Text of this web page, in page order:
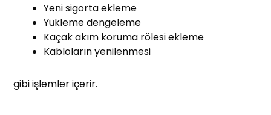
Yeni sigorta ekleme
Yükleme dengeleme
Kaçak akım koruma rölesi ekleme
Kabloların yenilenmesi
gibi işlemler içerir.